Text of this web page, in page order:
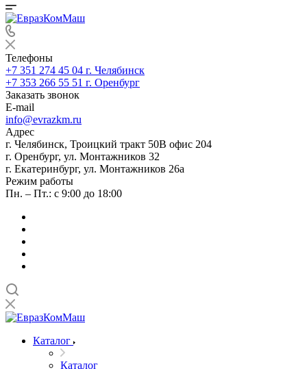
Телефоны
+7 351 274 45 04 г. Челябинск
+7 353 266 55 51 г. Оренбург
Заказать звонок
E-mail
info@evrazkm.ru
Адрес
г. Челябинск, Троицкий тракт 50В офис 204
г. Оренбург, ул. Монтажников 32
г. Екатеринбург, ул. Монтажников 26а
Режим работы
Пн. – Пт.: с 9:00 до 18:00
Каталог
Каталог